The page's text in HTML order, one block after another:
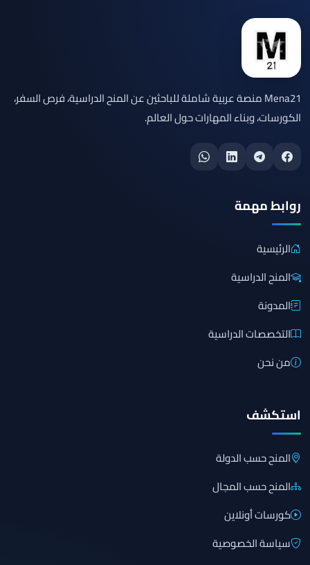
Mena21 منصة عربية شاملة للباحثين عن المنح الدراسية، فرص السفر،
الكورسات، وبناء المهارات حول العالم.
روابط مهمة
الرئيسية
المنح الدراسية
المدونة
التخصصات الدراسية
من نحن
استكشف
المنح حسب الدولة
المنح حسب المجال
كورسات أونلاين
سياسة الخصوصية